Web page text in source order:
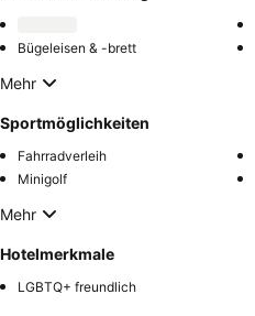
Bügeleisen & -brett
Mehr
Sportmöglichkeiten
Fahrradverleih
Minigolf
Mehr
Hotelmerkmale
LGBTQ+ freundlich